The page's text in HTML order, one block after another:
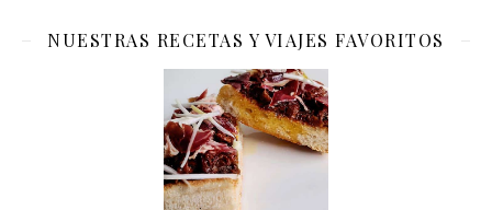
NUESTRAS RECETAS Y VIAJES FAVORITOS